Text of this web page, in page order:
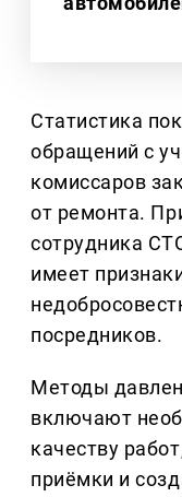
Статистика
обращений с
комиссаров
от ремонта.
сотрудника
имеет
посредников.
Методы
включают
качеству
приёмки и